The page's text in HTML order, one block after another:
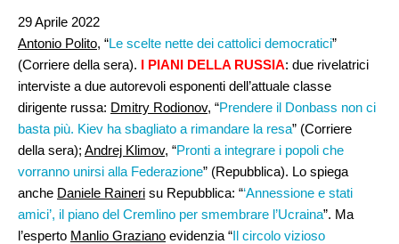
29 Aprile 2022
Antonio Polito, “Le scelte nette dei cattolici democratici”
(Corriere della sera). I PIANI DELLA RUSSIA: due rivelatrici
interviste a due autorevoli esponenti dell’attuale classe
dirigente russa: Dmitry Rodionov, “Prendere il Donbass non ci
basta più. Kiev ha sbagliato a rimandare la resa” (Corriere
della sera); Andrej Klimov, “Pronti a integrare i popoli che
vorranno unirsi alla Federazione” (Repubblica). Lo spiega
anche Daniele Raineri su Repubblica: “‘Annessione e stati
amici’, il piano del Cremlino per smembrare l’Ucraina”. Ma
l’esperto Manlio Graziano evidenzia “Il circolo vizioso